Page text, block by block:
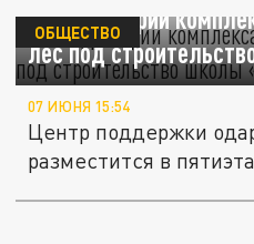
На территории
лес под
ОБЩЕСТВО
07 ИЮНЯ 15:54
Центр поддержки
разместится в